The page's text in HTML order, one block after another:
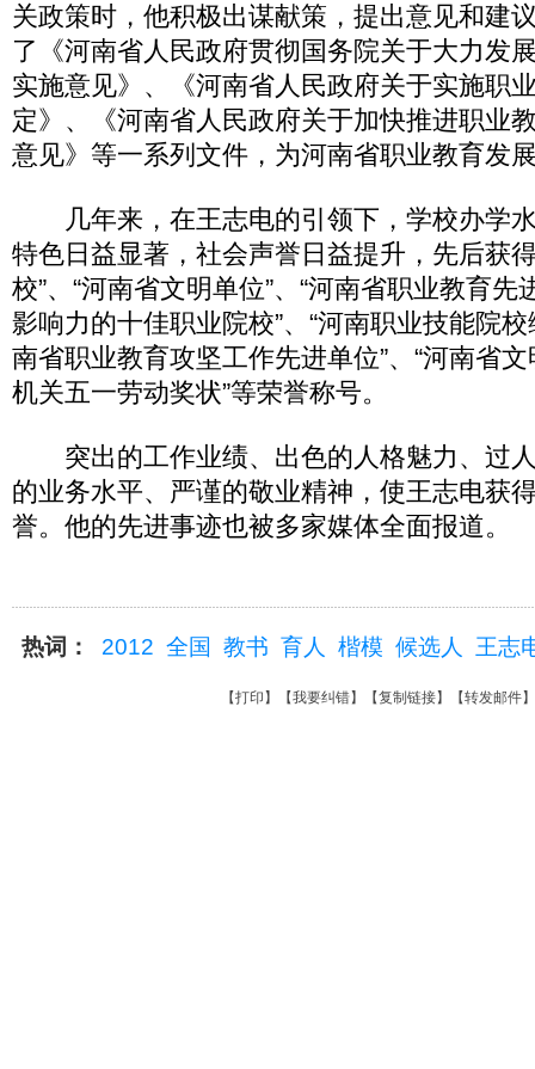
关政策时，他积极出谋献策，提出意见和建
了《河南省人民政府贯彻国务院关于大力发
实施意见》、《河南省人民政府关于实施职
定》、《河南省人民政府关于加快推进职业
意见》等一系列文件，为河南省职业教育发
几年来，在王志电的引领下，学校办学
特色日益显著，社会声誉日益提升，先后获
校”、“河南省文明单位”、“河南省职业教育先
影响力的十佳职业院校”、“河南职业技能院校
南省职业教育攻坚工作先进单位”、“河南省文
机关五一劳动奖状”等荣誉称号。
突出的工作业绩、出色的人格魅力、过
的业务水平、严谨的敬业精神，使王志电获
誉。他的先进事迹也被多家媒体全面报道。
热词： 2012 全国 教书 育人 楷模 候选人 王志
【打印 】【我要纠错】【复制链接】【转发邮件